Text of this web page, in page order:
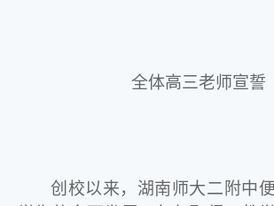
全体高三老师宣誓
创校以来，湖南师大二附中